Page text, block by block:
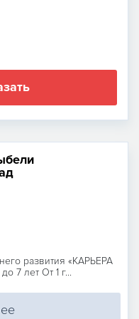
развития «КАРЬЕРА
7 лет От 1 г...